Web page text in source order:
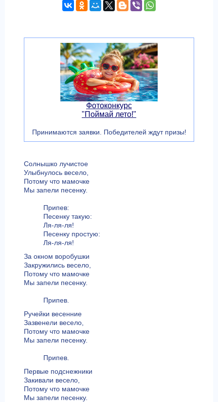
Фотоконкурс
"Поймай лето!"
Принимаются заявки. Победителей ждут призы!
Солнышко лучистое
Улыбнулось весело,
Потому что мамочке
Мы запели песенку.
Припев:
Песенку такую:
Ля-ля-ля!
Песенку простую:
Ля-ля-ля!
За окном воробушки
Закружились весело,
Потому что мамочке
Мы запели песенку.
Припев.
Ручейки весенние
Зазвенели весело,
Потому что мамочке
Мы запели песенку.
Припев.
Первые подснежники
Закивали весело,
Потому что мамочке
Мы запели песенку.